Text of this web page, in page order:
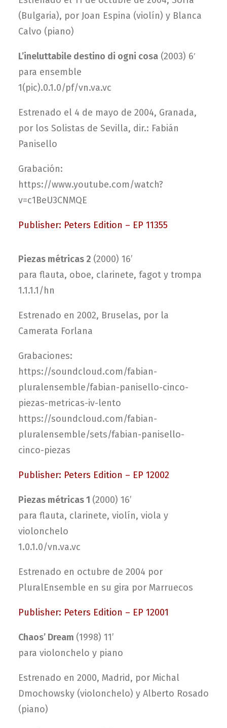
(Bulgaria), por Joan Espina (violín) y Blanca
Calvo (piano)
L’ineluttabile destino di ogni cosa (2003) 6′
para ensemble
1(pic).0.1.0/pf/vn.va.vc
Estrenado el 4 de mayo de 2004, Granada,
por los Solistas de Sevilla, dir.: Fabián
Panisello
Grabación:
https://www.youtube.com/watch?
v=c1BeU3CNMQE
Publisher: Peters Edition – EP 11355
Piezas métricas 2 (2000) 16’
para flauta, oboe, clarinete, fagot y trompa
1.1.1.1/hn
Estrenado en 2002, Bruselas, por la
Camerata Forlana
Grabaciones:
https://soundcloud.com/fabian-
pluralensemble/fabian-panisello-cinco-
piezas-metricas-iv-lento
https://soundcloud.com/fabian-
pluralensemble/sets/fabian-panisello-
cinco-piezas
Publisher: Peters Edition – EP 12002
Piezas métricas 1 (2000) 16’
para flauta, clarinete, violín, viola y
violonchelo
1.0.1.0/vn.va.vc
Estrenado en octubre de 2004 por
PluralEnsemble en su gira por Marruecos
Publisher: Peters Edition – EP 12001
Chaos’ Dream (1998) 11’
para violonchelo y piano
Estrenado en 2000, Madrid, por Michal
Dmochowsky (violonchelo) y Alberto Rosado
(piano)